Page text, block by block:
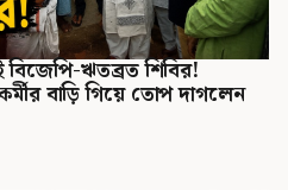
ঋতব্রত শিবির!
বাড়ি গিয়ে তোপ দাগলেন